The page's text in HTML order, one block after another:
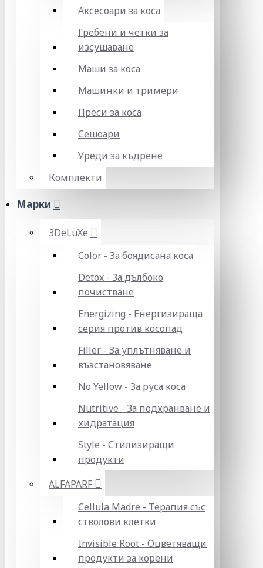
Аксесоари за коса
Гребени и четки за
изсушаване
Маши за коса
Машинки и тримери
Преси за коса
Сешоари
Уреди за къдрене
Комплекти
Марки
3DeLuXe
Color - За боядисана коса
Detox - За дълбоко
почистване
Energizing - Енергизираща
серия против косопад
Filler - За уплътняване и
възстановяване
No Yellow - За руса коса
Nutritive - За подхранване и
хидратация
Style - Стилизиращи
продукти
ALFAPARF
Cellula Madre - Терапия със
стволови клетки
Invisible Root - Оцветяващи
продукти за корени